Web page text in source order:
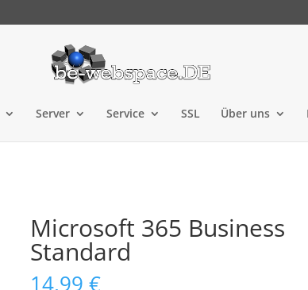
Server Service SSL Über uns
Microsoft 365 Business
Standard
14,99€